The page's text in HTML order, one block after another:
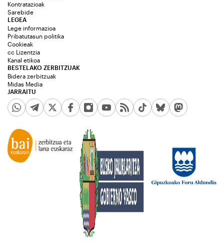
Kontratazioak
Sarebide
JARRAITU
LEGEA
Lege informazioa
Pribatutasun politika
Cookieak
cc Lizentzia
Kanal etikoa
BESTELAKO ZERBITZUAK
Bidera zerbitzuak
Midas Media